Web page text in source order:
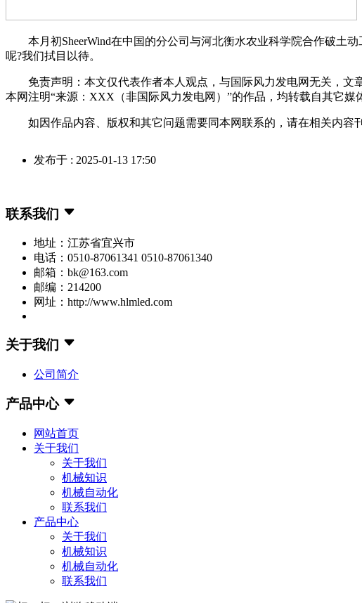
本月初SheerWind在中国的分公司与河北衡水农业科学院合作破土动
呢?我们拭目以待。
免责声明：本文仅代表作者本人观点，与国际风力发电网无关，文
本网注明“来源：XXX（非国际风力发电网）”的作品，均转载自其它
如因作品内容、版权和其它问题需要同本网联系的，请在相关内容
发布于 : 2025-01-13 17:50
联系我们
地址：江苏省宜兴市
电话：0510-87061341 0510-87061340
邮箱：bk@163.com
邮编：214200
网址：http://www.hlmled.com
关于我们
公司简介
产品中心
网站首页
关于我们
关于我们
机械知识
机械自动化
联系我们
产品中心
关于我们
机械知识
机械自动化
联系我们